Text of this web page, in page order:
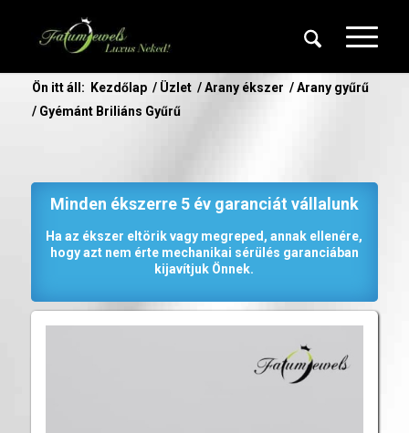
Ön itt áll: Kezdőlap / Üzlet / Arany ékszer / Arany gyűrű
/ Gyémánt Briliáns Gyűrű
Minden ékszerre 5 év garanciát vállalunk
Ha az ékszer eltörik vagy megreped, annak ellenére,
hogy azt nem érte mechanikai sérülés garanciában
kijavítjuk Önnek.